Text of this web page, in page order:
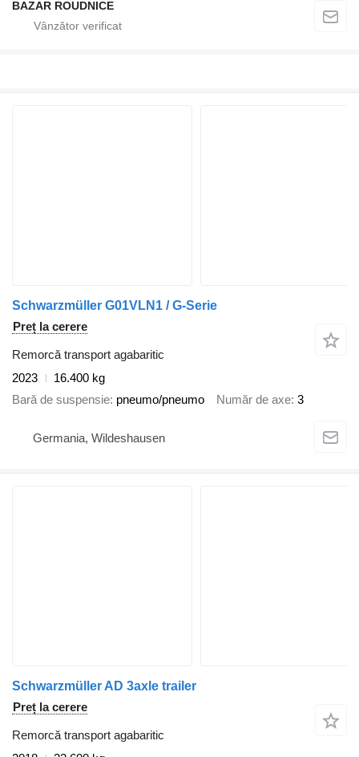
BAZAR ROUDNICE
Schwarzmüller G01VLN1 / G-Serie
Preț la cerere
Remorcă transport agabaritic
2023
16.400 kg
Bară de suspensie pneumo/pneumo Număr de axe 3
Germania, Wildeshausen
Schwarzmüller AD 3axle trailer
Preț la cerere
Remorcă transport agabaritic